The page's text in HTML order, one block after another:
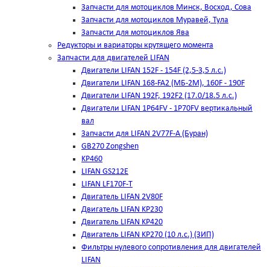
Запчасти для мотоциклов Минск, Восход, Сова
Запчасти для мотоциклов Муравей, Тула
Запчасти для мотоциклов Ява
Редукторы и вариаторы крутящего момента
Запчасти для двигателей LIFAN
Двигатели LIFAN 152F - 154F (2,5-3,5 л.с.)
Двигатели LIFAN 168-FA2 (МБ-2М), 160F - 190F
Двигатели LIFAN 192F, 192F2 (17.0/18.5 л.с.)
Двигатели LIFAN 1Р64FV - 1Р70FV вертикальный
вал
Запчасти для LIFAN 2V77F-A (Буран)
GB270 Zongshen
KP460
LIFAN GS212E
LIFAN LF170F-T
Двигатель LIFAN 2V80F
Двигатель LIFAN KP230
Двигатель LIFAN KP420
Двигатель LIFAN KP270 (10 л.с.) (ЗИП)
Фильтры нулевого сопротивления для двигателей
LIFAN